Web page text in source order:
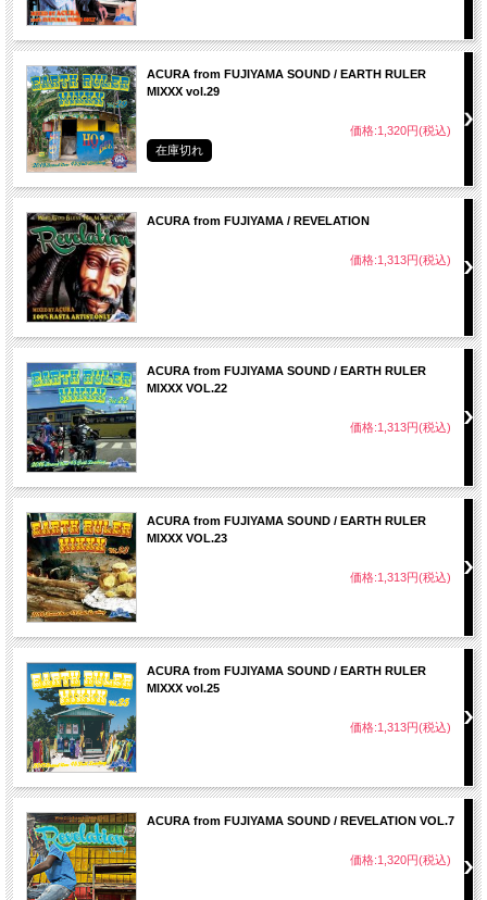
☆Maad Sick Reggaeville Riddim
17. Modern Man (Dub Mix) - Umberto Echo & Morgan Heritage
18. Ites, Green And Gold - Kelissa
☆Singles
20. Raggamuffin - Raging Fyah
21. Nail Pon Cross - Damian Jr. Gong Marley
22. Everybody Wants To Be Somebody - Damian Jr. Gong Marley
23. Humble - Raging Fyah & Jesse Royal
Kabaka Pyramid, Kelissa, Exco Levi, Jahmiel & Rockaz Elements
25. Fire Caan Cool - Kabaka Pyramid & Bassic Devision
26. Children Of Selassie-I - Morgan Heritage
27. King Selassie Throne - Chronixx
28. Try Again - Raging Fyah
29. Humble Mi - Jah9
☆Because Riddim
30. Africa - Pressure Busspipe
32. Ever Load - Turbulence
☆Singles
33. Tension - Jah9
34. Wondering - Raging Fyah
35. Be Yourself - Bugle
36. Another Hit Song - Queen Ifrica
37. A Message - Sizzla
☆Singles
38. Get Up - Raging Fyah
ACURA from FUJIYAMA SOUND / EARTH RULER
MIXXX vol.29
価格:1,320円(税込)
在庫切れ
ACURA from FUJIYAMA / REVELATION
価格:1,313円(税込)
ACURA from FUJIYAMA SOUND / EARTH RULER
MIXXX VOL.22
価格:1,313円(税込)
ACURA from FUJIYAMA SOUND / EARTH RULER
MIXXX VOL.23
価格:1,313円(税込)
ACURA from FUJIYAMA SOUND / EARTH RULER
MIXXX vol.25
価格:1,313円(税込)
ACURA from FUJIYAMA SOUND / REVELATION VOL.7
価格:1,320円(税込)